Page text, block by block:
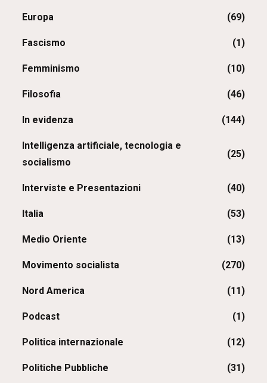
Europa (69)
Fascismo (1)
Femminismo (10)
Filosofia (46)
In evidenza (144)
Intelligenza artificiale, tecnologia e
socialismo
(25)
Interviste e Presentazioni (40)
Italia (53)
Medio Oriente (13)
Movimento socialista (270)
Nord America (11)
Podcast (1)
Politica internazionale (12)
Politiche Pubbliche (31)